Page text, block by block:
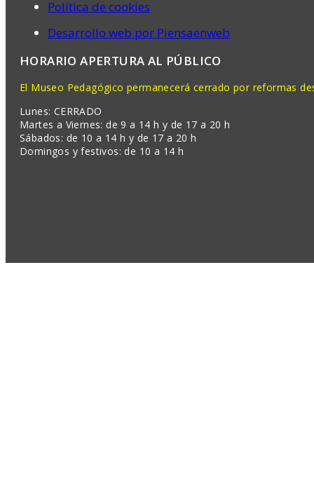
Política de cookies
Desarrollo web por Piensaenweb
HORARIO APERTURA AL PÚBLICO
El Museo Pedagógico permanecerá cerrado por reformas
Lunes: CERRADO
Martes a Viernes: de 9 a 14 h y de 17 a 20 h
Sábados: de 10 a 14 h y de 17 a 20 h
Domingos y festivos: de 10 a 14 h